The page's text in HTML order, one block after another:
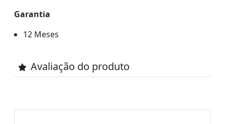
Garantia
12 Meses
Avaliação do produto